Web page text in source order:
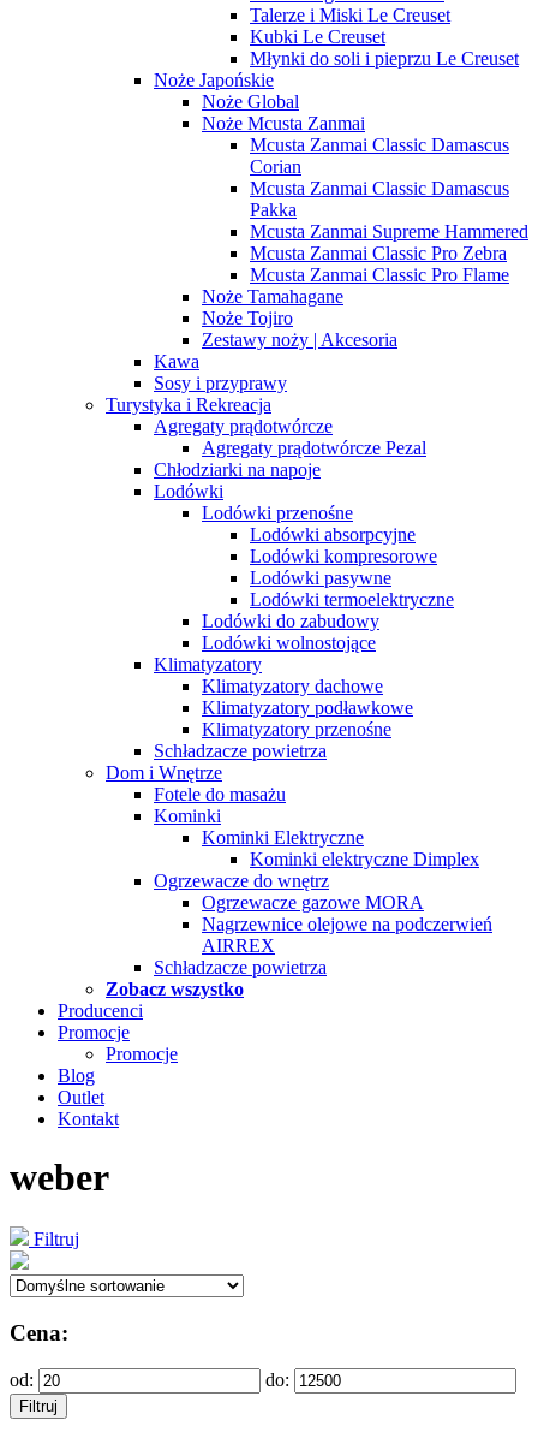
Talerze i Miski Le Creuset
Kubki Le Creuset
Młynki do soli i pieprzu Le Creuset
Noże Japońskie
Noże Global
Noże Mcusta Zanmai
Mcusta Zanmai Classic Damascus
Corian
Mcusta Zanmai Classic Damascus
Pakka
Mcusta Zanmai Supreme Hammered
Mcusta Zanmai Classic Pro Zebra
Mcusta Zanmai Classic Pro Flame
Noże Tamahagane
Noże Tojiro
Zestawy noży | Akcesoria
Kawa
Sosy i przyprawy
Turystyka i Rekreacja
Agregaty prądotwórcze
Agregaty prądotwórcze Pezal
Chłodziarki na napoje
Lodówki
Lodówki przenośne
Lodówki absorpcyjne
Lodówki kompresorowe
Lodówki pasywne
Lodówki termoelektryczne
Lodówki do zabudowy
Lodówki wolnostojące
Klimatyzatory
Klimatyzatory dachowe
Klimatyzatory podławkowe
Klimatyzatory przenośne
Schładzacze powietrza
Dom i Wnętrze
Fotele do masażu
Kominki
Kominki Elektryczne
Kominki elektryczne Dimplex
Ogrzewacze do wnętrz
Ogrzewacze gazowe MORA
Nagrzewnice olejowe na podczerwień
AIRREX
Schładzacze powietrza
Zobacz wszystko
Producenci
Promocje
Promocje
Blog
Outlet
Kontakt
weber
Filtruj
Cena:
od: do:
Filtruj